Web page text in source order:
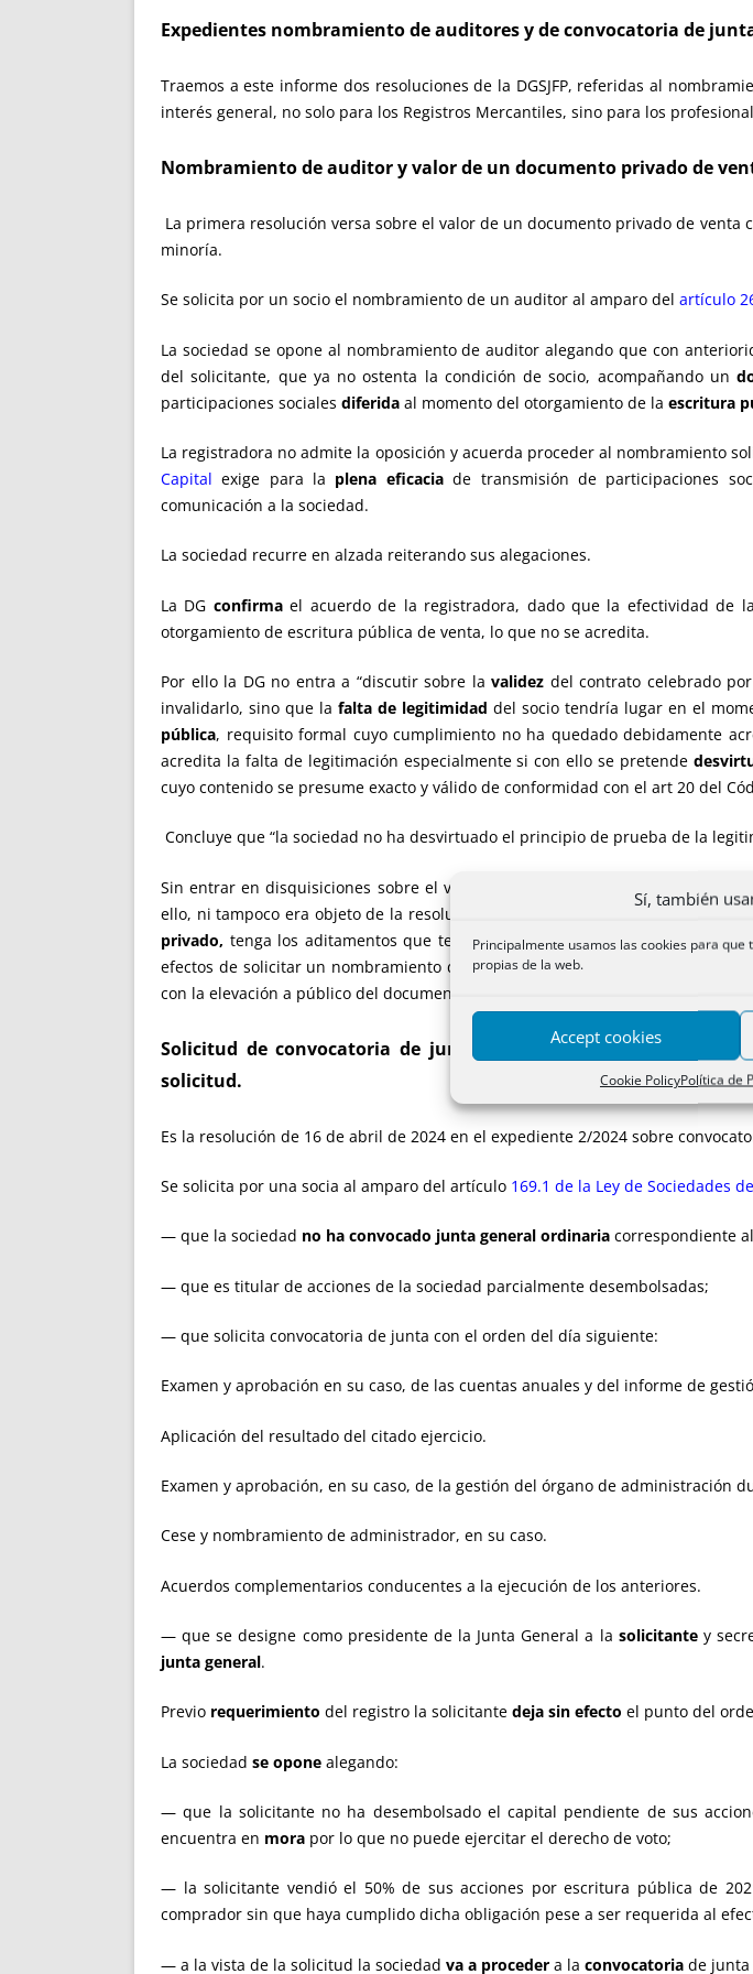
Sí, también
Principalmente usamos las cookies para
propias de la web.
Accept cookies
Cookie PolicyPolítica de
Expedientes nombramiento de auditores y de convocatoria de
Traemos a este informe dos resoluciones de la DGSJFP, referidas al
interés general, no solo para los Registros Mercantiles, sino para los
Nombramiento de auditor y valor de un documento privado de
La primera resolución versa sobre el valor de un documento privado de venta
minoría.
Se solicita por un socio el nombramiento de un auditor al amparo del artículo
La sociedad se opone al nombramiento de auditor alegando que con
del solicitante, que ya no ostenta la condición de socio, acompañando un
participaciones sociales diferida al momento del otorgamiento de la escritura
La registradora no admite la oposición y acuerda proceder al nombramiento
Capital exige para la plena eficaciade transmisión de participaciones
comunicación a la sociedad.
La sociedad recurre en alzada reiterando sus alegaciones.
La DG confirmael acuerdo de la registradora, dado que la efectividad de
otorgamiento de escritura pública de venta, lo que no se acredita.
Por ello la DG no entra a “discutir sobre lavalidez del contrato celebrado
invalidarlo, sino que la falta de legitimidad del socio tendría lugar en el
pública, requisito formal cuyo cumplimiento no ha quedado debidamente
acredita la falta de legitimación especialmente si con ello se pretende
cuyo contenido se presume exacto y válido de conformidad con el art 20 del
Concluye que “la sociedad no ha desvirtuado el principio de prueba de la
Sin entrar en disquisiciones sobre el valor y eficacia entre partes de un
ello, ni tampoco era objeto de la resolución, lo que resulta claro es que a los
privado, tenga los aditamentos que tenga, esimposibleque pueda ser
efectos de solicitar un nombramiento de auditor, máxime en este caso en
con la elevación a público del documento.
Solicitud de convocatoria de junta general de una sociedad
solicitud.
Es la resolución de 16 de abril de 2024 en el expediente 2/2024 sobre
Se solicita por una socia al amparo del artículo 169.1 de la Ley de Sociedades
— que la sociedad no ha convocado junta general ordinaria correspondiente
— que es titular de acciones de la sociedad parcialmente desembolsadas;
— que solicita convocatoria de junta con el orden del día siguiente:
Examen y aprobación en su caso, de las cuentas anuales y del informe de
Aplicación del resultado del citado ejercicio.
Examen y aprobación, en su caso, de la gestión del órgano de administración
Cese y nombramiento de administrador, en su caso.
Acuerdos complementarios conducentes a la ejecución de los anteriores.
— que se designe como presidente de la Junta General a la solicitantey
junta general.
Previo requerimiento del registro la solicitante deja sin efecto el punto del
La sociedad se opone alegando:
— que la solicitante no ha desembolsado el capital pendiente de sus
encuentra en mora por lo que no puede ejercitar el derecho de voto;
— la solicitante vendió el 50% de sus acciones por escritura pública de
comprador sin que haya cumplido dicha obligación pese a ser requerida al
— a la vista de la solicitud la sociedad va a proceder a la convocatoria de